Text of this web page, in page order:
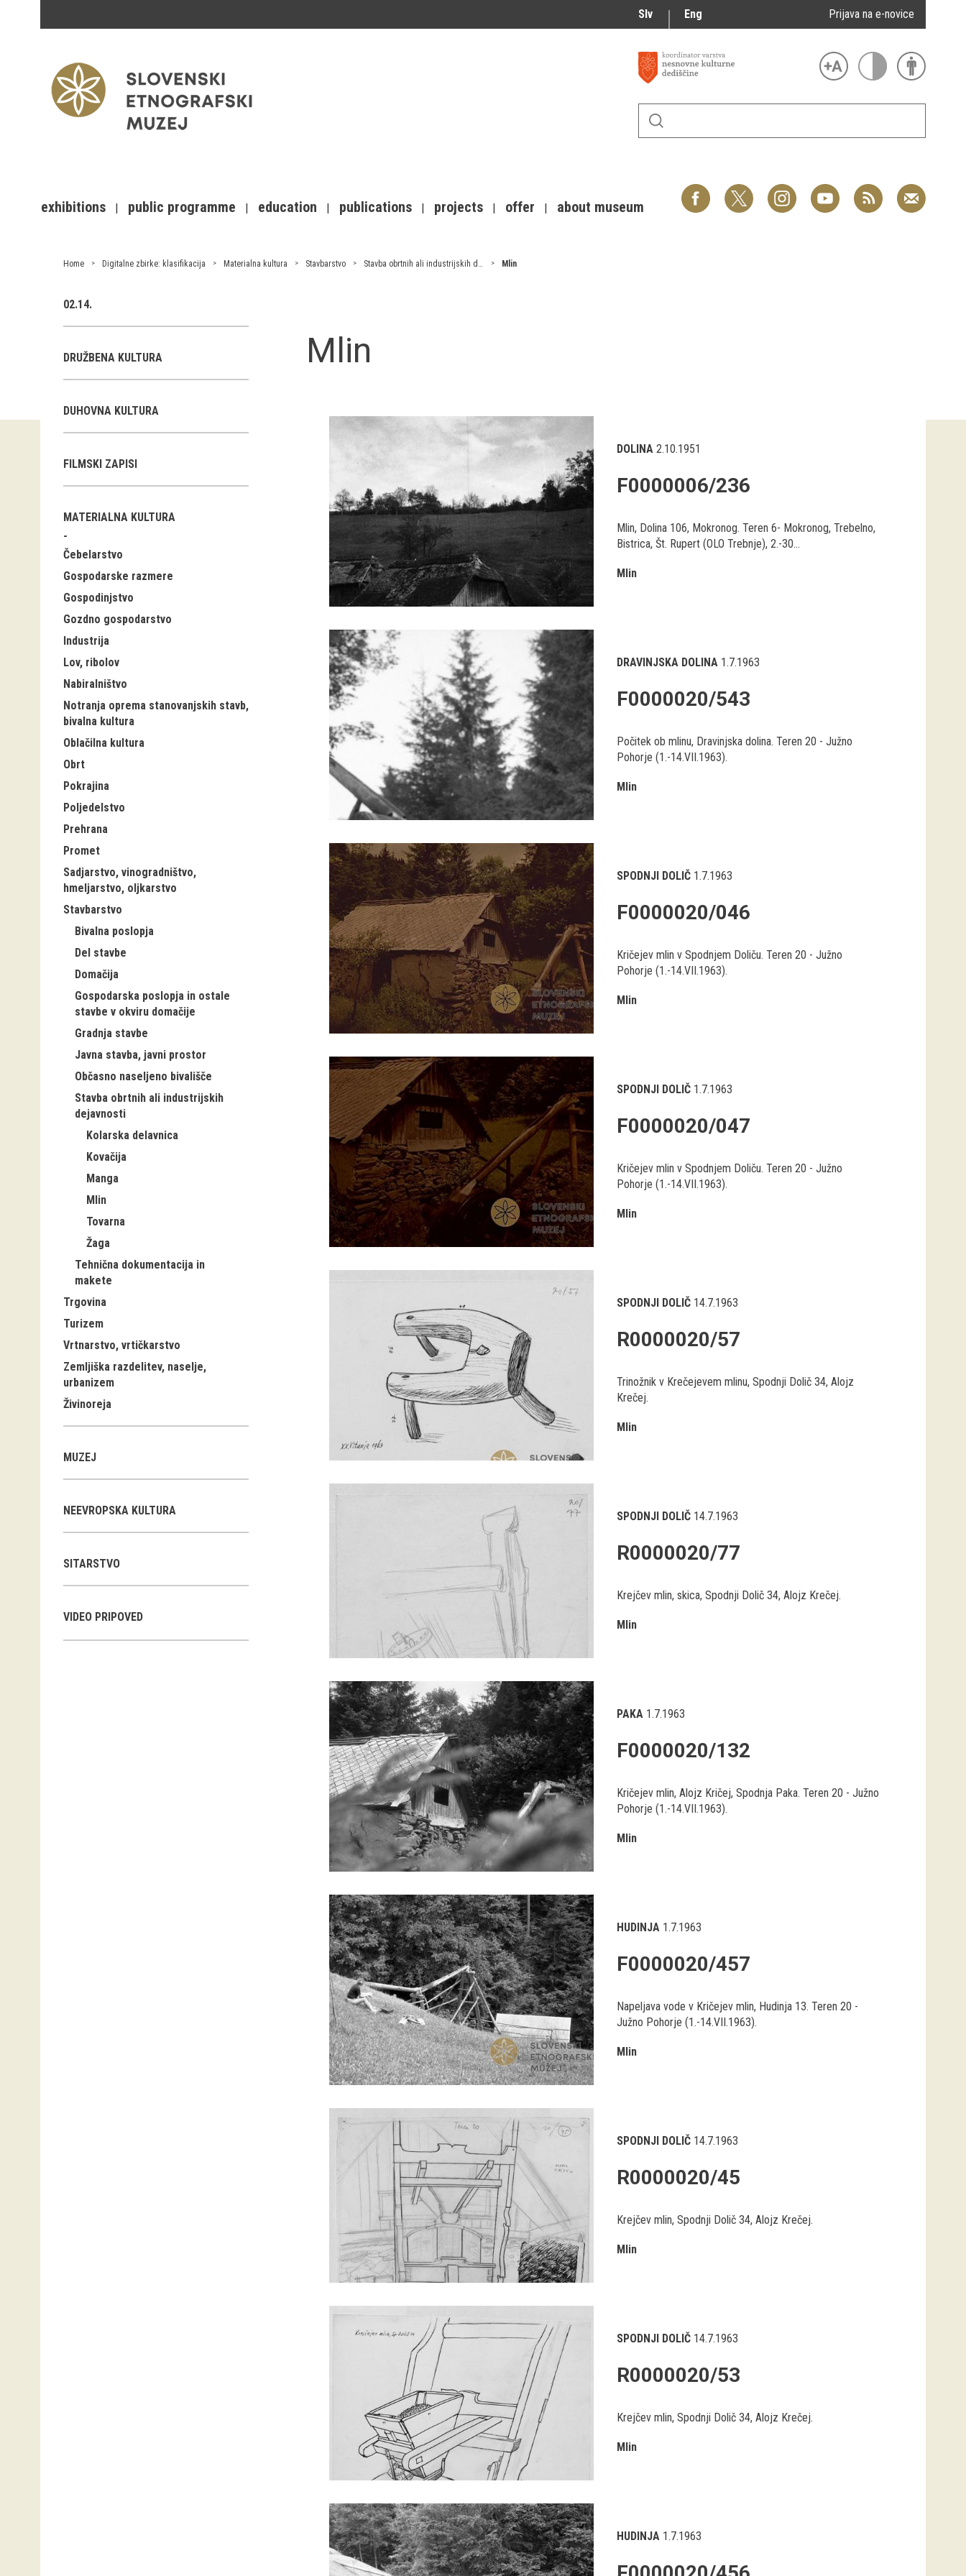
Slv Eng Prijava na e-novice
exhibitions public programme education publications projects offer about museum
Home Digitalne zbirke: klasifikacija Materialna kultura Stavbarstvo Stavba obrtnih ali industrijskih dejavnosti Mlin
02.14.
DRUŽBENA KULTURA
DUHOVNA KULTURA
FILMSKI ZAPISI
MATERIALNA KULTURA
Čebelarstvo
Gospodarske razmere
Gospodinjstvo
Gozdno gospodarstvo
Industrija
Lov, ribolov
Nabiralništvo
Notranja oprema stanovanjskih stavb,
bivalna kultura
Oblačilna kultura
Obrt
Pokrajina
Poljedelstvo
Prehrana
Promet
Sadjarstvo, vinogradništvo,
hmeljarstvo, oljkarstvo
Stavbarstvo
Bivalna poslopja
Del stavbe
Domačija
Gospodarska poslopja in ostale
stavbe v okviru domačije
Gradnja stavbe
Javna stavba, javni prostor
Občasno naseljeno bivališče
Stavba obrtnih ali industrijskih
dejavnosti
Kolarska delavnica
Kovačija
Manga
Mlin
Tovarna
Žaga
Tehnična dokumentacija in
makete
Trgovina
Turizem
Vrtnarstvo, vrtičkarstvo
Zemljiška razdelitev, naselje,
urbanizem
Živinoreja
MUZEJ
NEEVROPSKA KULTURA
SITARSTVO
VIDEO PRIPOVED
Mlin
DOLINA 2.10.1951
F0000006/236
Mlin, Dolina 106, Mokronog. Teren 6- Mokronog, Trebelno,
Bistrica, Št. Rupert (OLO Trebnje), 2.-30...
Mlin
DRAVINJSKA DOLINA 1.7.1963
F0000020/543
Počitek ob mlinu, Dravinjska dolina. Teren 20 - Južno
Pohorje (1.-14.VII.1963).
Mlin
SPODNJI DOLIČ 1.7.1963
F0000020/046
Kričejev mlin v Spodnjem Doliču. Teren 20 - Južno
Pohorje (1.-14.VII.1963).
Mlin
SPODNJI DOLIČ 1.7.1963
F0000020/047
Kričejev mlin v Spodnjem Doliču. Teren 20 - Južno
Pohorje (1.-14.VII.1963).
Mlin
SPODNJI DOLIČ 14.7.1963
R0000020/57
Trinožnik v Krečejevem mlinu, Spodnji Dolič 34, Alojz
Krečej.
Mlin
SPODNJI DOLIČ 14.7.1963
R0000020/77
Krejčev mlin, skica, Spodnji Dolič 34, Alojz Krečej.
Mlin
PAKA 1.7.1963
F0000020/132
Kričejev mlin, Alojz Kričej, Spodnja Paka. Teren 20 - Južno
Pohorje (1.-14.VII.1963).
Mlin
HUDINJA 1.7.1963
F0000020/457
Napeljava vode v Kričejev mlin, Hudinja 13. Teren 20 -
Južno Pohorje (1.-14.VII.1963).
Mlin
SPODNJI DOLIČ 14.7.1963
R0000020/45
Krejčev mlin, Spodnji Dolič 34, Alojz Krečej.
Mlin
SPODNJI DOLIČ 14.7.1963
R0000020/53
Krejčev mlin, Spodnji Dolič 34, Alojz Krečej.
Mlin
HUDINJA 1.7.1963